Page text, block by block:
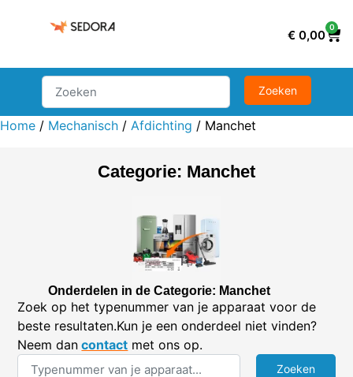
€ 0,00
0
Home / Mechanisch / Afdichting / Manchet
Categorie: Manchet
Onderdelen in de Categorie: Manchet
Zoek op het typenummer van je apparaat voor de
beste resultaten.Kun je een onderdeel niet vinden?
Neem dan contact met ons op.